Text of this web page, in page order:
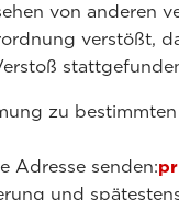
von anderen
verstößt,
zu
Adresse senden:
und